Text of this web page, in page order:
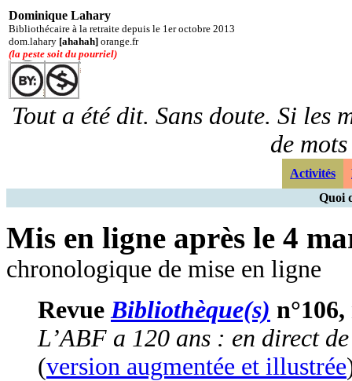
Dominique Lahary
Bibliothécaire à la retraite depuis le 1er octobre 2013
dom.lahary [ahahah] orange.fr
(la peste soit du pourriel)
Tout a été dit. Sans doute. Si les
de mots
Activités
Quoi
Mis en ligne après le 4
chronologique de mise en ligne
RevueBibliothèque(s)
L’ABF a 120 ans : en direct
(version augmentée et illustrée